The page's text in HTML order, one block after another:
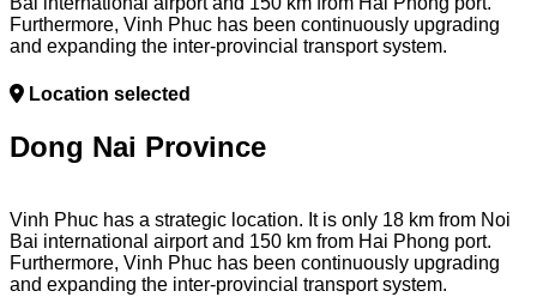
Furthermore, Vinh Phuc has been continuously upgrading
and expanding the inter-provincial transport system.
Location selected
Dong Nai Province
Vinh Phuc has a strategic location. It is only 18 km from Noi
Bai international airport and 150 km from Hai Phong port.
Furthermore, Vinh Phuc has been continuously upgrading
and expanding the inter-provincial transport system.